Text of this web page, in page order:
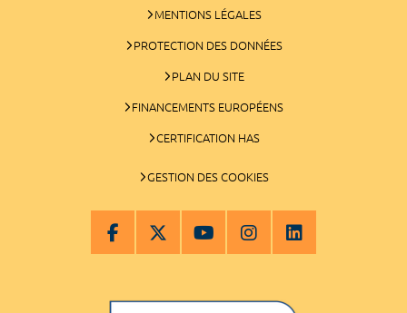
MENTIONS LÉGALES
PROTECTION DES DONNÉES
PLAN DU SITE
FINANCEMENTS EUROPÉENS
CERTIFICATION HAS
GESTION DES COOKIES